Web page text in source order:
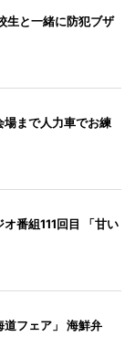
生と一緒に防犯ブザ
まで人力車でお練
番組111回目 「甘い
道フェア」 海鮮弁